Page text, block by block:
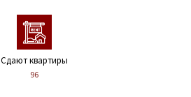
Сдают квартиры
96